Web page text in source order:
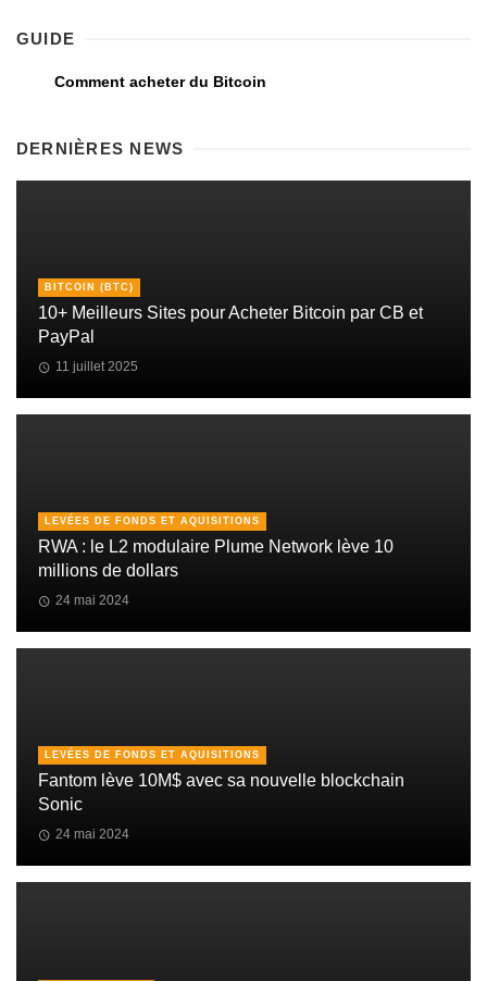
GUIDE
Comment acheter du Bitcoin
DERNIÈRES NEWS
BITCOIN (BTC)
10+ Meilleurs Sites pour Acheter Bitcoin par CB et
PayPal
11 juillet 2025
LEVÉES DE FONDS ET AQUISITIONS
RWA : le L2 modulaire Plume Network lève 10
millions de dollars
24 mai 2024
LEVÉES DE FONDS ET AQUISITIONS
Fantom lève 10M$ avec sa nouvelle blockchain
Sonic
24 mai 2024